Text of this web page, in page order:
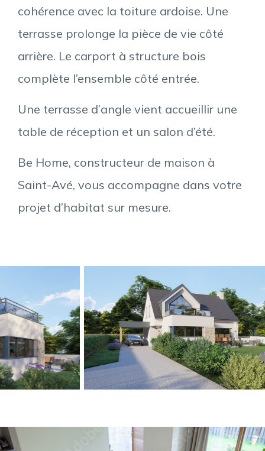
cohérence avec la toiture ardoise. Une
terrasse prolonge la pièce de vie côté
arrière. Le carport à structure bois
complète l’ensemble côté entrée.
Une terrasse d’angle vient accueillir une
table de réception et un salon d’été.
Be Home, constructeur de maison à
Saint-Avé, vous accompagne dans votre
projet d’habitat sur mesure.